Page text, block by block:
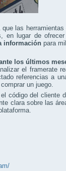
las herramientas
en lugar de ofrecer
informaciónpara
los últimos
el framerate
referencias a
un juego.
código del cliente
clara sobre las